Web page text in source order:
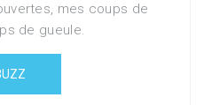
mes coups de
de gueule.